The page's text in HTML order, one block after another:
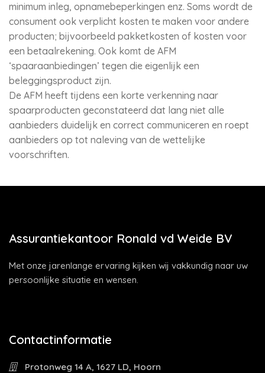
minimum inleg, opnamebeperkingen enz. Soms wordt de
consument ook verplicht kosten te maken voor andere
producten; bijvoorbeeld pakketkosten of kosten voor
een betaalrekening. Ook komt de AFM
‘spaaraanbiedingen’ tegen die eigenlijk een
beleggingsproduct zijn.
De AFM heeft tijdens een korte verkenning naar
spaarproducten geconstateerd dat lang niet alle
aanbieders duidelijk en correct communiceren en roept
aanbieders op tot naleving van de wettelijke
voorschriften.
Assurantiekantoor Ronald vd Weide BV
Met onze jarenlange ervaring kijken wij vakkundig naar uw
persoonlijke situatie en wensen.
Contactinformatie
Protonweg 14 A, 1627 LD, Hoorn